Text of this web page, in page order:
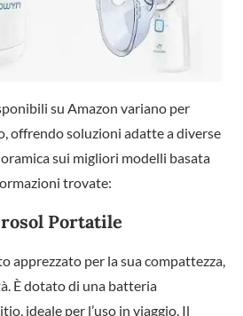
su Amazon variano per
offrendo soluzioni adatte a diverse
sui migliori modelli basata
trovate:
Portatile
apprezzato per la sua compattezza,
È dotato di una batteria
ideale per l’uso in viaggio. Il